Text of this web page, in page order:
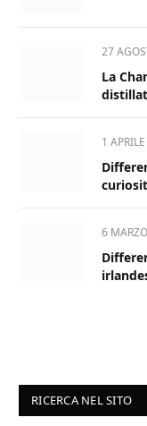
27
La
1
6
RICERCA NEL SITO